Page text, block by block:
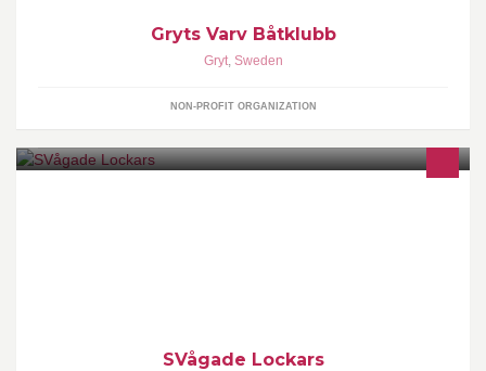
Gryts Varv Båtklubb
Gryt, Sweden
NON-PROFIT ORGANIZATION
SVågade Lockars